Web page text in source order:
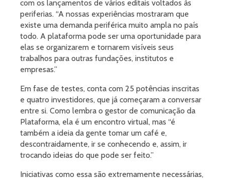
com os lançamentos de vários editais voltados às
periferias. “A nossas experiências mostraram que
existe uma demanda periférica muito ampla no país
todo. A plataforma pode ser uma oportunidade para
elas se organizarem e tornarem visíveis seus
trabalhos para outras fundações, institutos e
empresas.”
Em fase de testes, conta com 25 potências inscritas
e quatro investidores, que já começaram a conversar
entre si. Como lembra o gestor de comunicação da
Plataforma, ela é um encontro virtual, mas “é
também a ideia da gente tomar um café e,
descontraidamente, ir se conhecendo e, assim, ir
trocando ideias do que pode ser feito.”
Iniciativas como essa são extremamente necessárias,